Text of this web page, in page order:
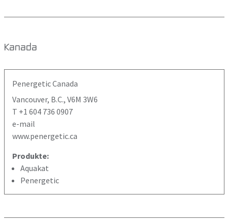
Kanada
Penergetic Canada
Vancouver, B.C., V6M 3W6
T +1 604 736 0907
e-mail
www.penergetic.ca
Produkte:
Aquakat
Penergetic